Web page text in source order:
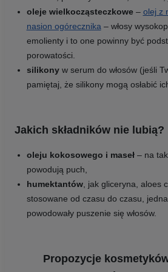
oleje wielkocząsteczkowe– olej z
nasion ogórecznika– włosy
emolienty i to one powinny być
porowatości.
silikonyw serum do włosów (jeśli
pamiętaj, że silikony mogą osłabić
Jakich składników nie lubią?
oleju kokosowego i maseł– na
powodują puch,
humektantów, jak gliceryna, aloes
stosowane od czasu do czasu,
powodowały puszenie się włosów.
Propozycje